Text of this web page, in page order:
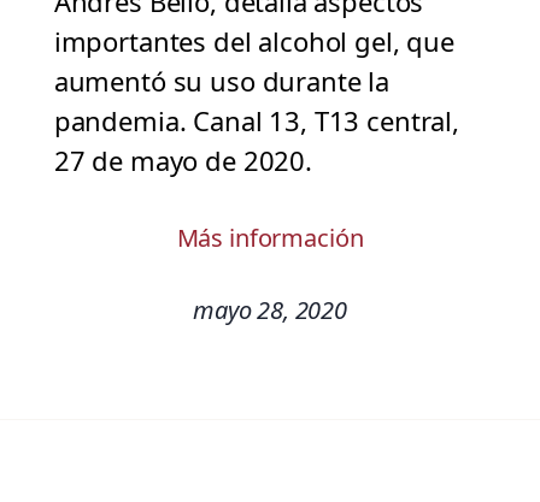
importantes del alcohol gel, que
aumentó su uso durante la
pandemia. Canal 13, T13 central,
27 de mayo de 2020.
Más información
mayo 28, 2020